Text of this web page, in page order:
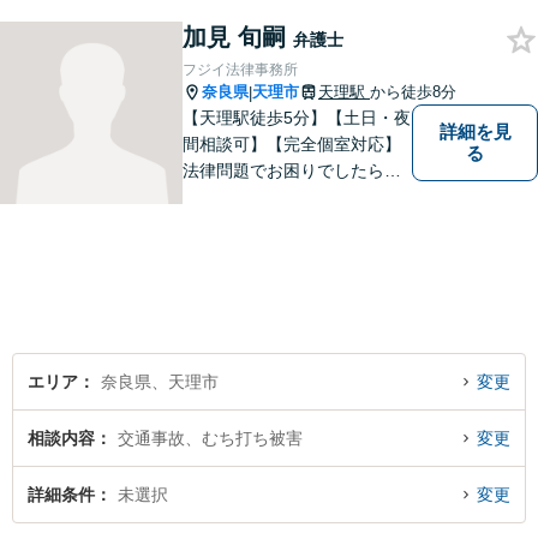
加見 旬嗣 弁護士
フジイ法律事務所
奈良県|天理市 天理駅 から徒歩8分
【天理駅徒歩5分】【土日・夜
間相談可】【完全個室対応】
法律問題でお困りでしたらお
詳細を見
る
エリア 奈良県、天理市 変更
相談内容 交通事故、むち打ち被害 変更
詳細条件 未選択 変更